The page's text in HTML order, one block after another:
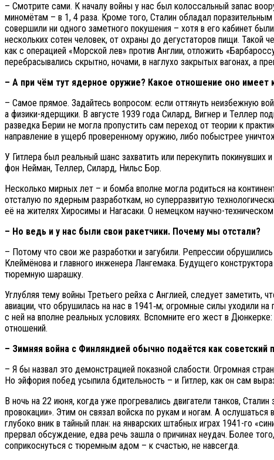
– Смотрите сами. К началу войны у нас был колоссальный запас
миномётам – в 1, 4 раза. Кроме того, Сталин обладал
совершили ни одного заметного покушения – хотя в его кабинет
нескольких сотен человек, от охраны до дегустаторов пищи. Такой
как с операцией «Морской лев» против Англии, отложить
перебрасывались скрытно, ночами, в наглухо закрытых вагонах, а
– А при чём тут ядерное оружие? Какое отношение оно имеет
– Самое прямое. Задайтесь вопросом: если оттянуть неизбежную
а физики-ядерщики. В августе 1939 года Силард, Вигнер и Теллер
разведка Берии не могла пропустить сам переход от теории к
направление в ущерб проверенному оружию, либо побыстрее
У Гитлера был реальный шанс захватить или перекупить
фон Нейман, Теллер, Силард, Нильс Бор.
Несколько мирных лет – и бомба вполне могла родиться на
отсталую по ядерным разработкам, но суперразвитую
её на жителях Хиросимы и Нагасаки. О немецком научно-
– Но ведь и у нас были свои ракетчики. Почему мы отстали?
– Потому что свои же разработки и загубили. Репрессии
Клеймёнова и главного инженера Лангемака. Будущего
тюремную шарашку.
Углубляя тему войны Третьего рейха с Англией, следует
авиации, что обрушилась на нас в 1941‑м; огромные силы уходили
с ней на вполне реальных условиях. Вспомните его жест в
отношений.
– Зимняя война с Финляндией обычно подаётся как советский
– Я бы назвал это демонстрацией показной слабости. Огромная
Но эйфория побед усыпила бдительность – и Гитлер, как он сам
В ночь на 22 июня, когда уже прогревались двигатели танков,
провокации». Этим он связал войска по рукам и ногам. А
глубоко вник в тайный план: на январских штабных играх 1941-го
прервал обсуждение, едва речь зашла о причинах неудач. Более
соприкоснуться с тюремным адом – к счастью, не навсегда.